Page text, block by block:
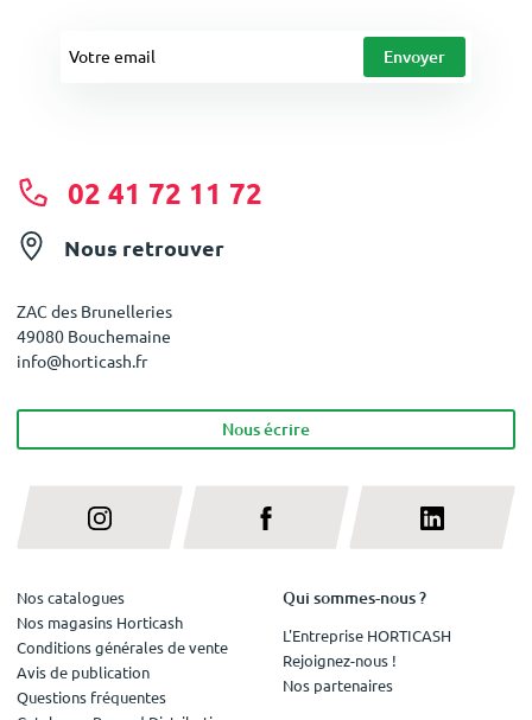
02 41 72 11 72
Nous retrouver
ZAC des Brunelleries
49080 Bouchemaine
info@horticash.fr
Nous écrire
Nos catalogues
Nos magasins Horticash
Conditions générales de vente
Avis de publication
Questions fréquentes
Qui sommes-nous ?
L'Entreprise HORTICASH
Rejoignez-nous !
Nos partenaires